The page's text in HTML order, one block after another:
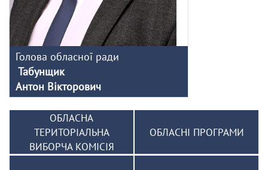
Голова обласної ради
Табунщик
Антон Вікторович
ОБЛАСНА
ТЕРИТОРІАЛЬНА
ВИБОРЧА КОМІСІЯ
ОБЛАСНІ ПРОГРАМИ